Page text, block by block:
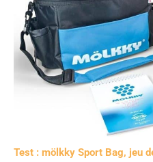
Test : mölkky Sport Bag, jeu